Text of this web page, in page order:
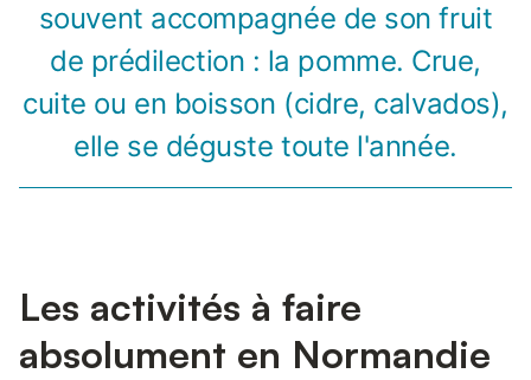
souvent accompagnée de son fruit
de prédilection : la pomme. Crue,
cuite ou en boisson (cidre, calvados),
elle se déguste toute l'année.
Les activités à faire
absolument en Normandie